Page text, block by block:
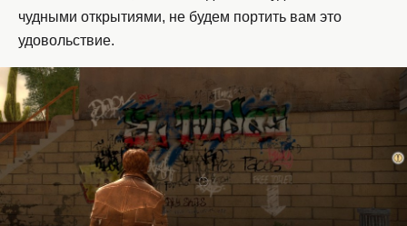
чудными открытиями, не будем портить вам это
удовольствие.